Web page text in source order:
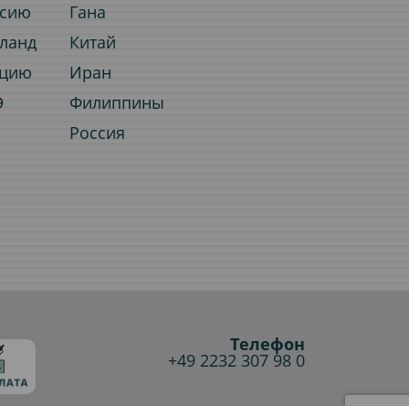
Гана
Китай
Иран
Филиппины
Россия
Телефон
+49 2232 307 98 0